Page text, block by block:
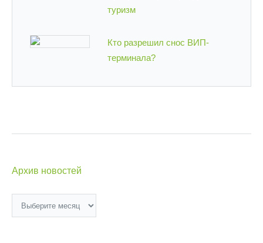
туризм
Кто разрешил снос ВИП-
терминала?
Архив новостей
новостей